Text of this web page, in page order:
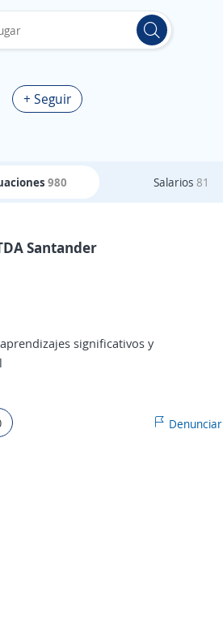
+ Seguir
980 Salarios 81
Santander
significativos y
Denunciar